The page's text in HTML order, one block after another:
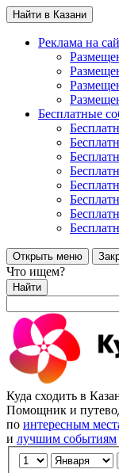
Найти в Казани
Реклама на
Бесплатные
Открыть меню
Что ищем?
Найти
Куда сходить в
Помощник и
по интересным
и лучшим событиям